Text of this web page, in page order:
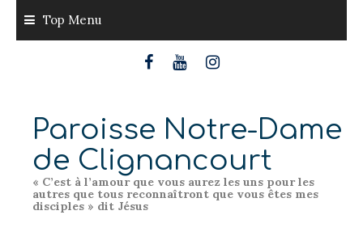
content
Top Menu
Paroisse Notre-Dame
de Clignancourt
« C’est à l’amour que vous aurez les uns pour les
autres que tous reconnaîtront que vous êtes mes
disciples » dit Jésus